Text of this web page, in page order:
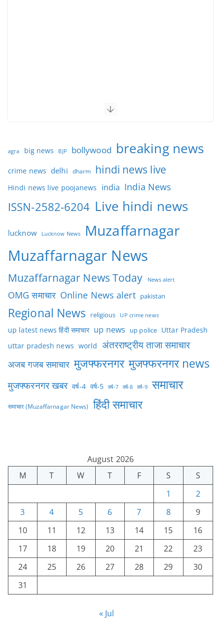
agra big news BJP bollywood breaking news
crime news delhi dharm hindi news live
Hindi news live poojanews india India News
ISSN-2582-6204 Live hindi news
lucknow Lucknow News Muzaffarnagar
Muzaffarnagar News
Muzaffarnagar News Today News alert
OMG समाचार Online News alert pakistan
Regional News religious UP crime news
up latest news हिंदी समाचार up news up police Uttar Pradesh
uttar pradesh news world अंतरराष्ट्रीय ताजा समाचार
अजब गजब समाचार मुजफ्फरनगर मुजफ्फरनगर news
मुजफ्फरनगर खबर वर्ष-4 वर्ष-5 वर्ष-7 वर्ष-8 वर्ष-9 समाचार
समाचार (Muzaffarnagar News) हिंदी समाचार
August 2026
M
T W T F S
S
1
2
3
4 5 6 7 8
9
10
11 12 13 14 15
16
17
18 19 20 21 22
23
24
25 26 27 28 29
30
31
« Jul